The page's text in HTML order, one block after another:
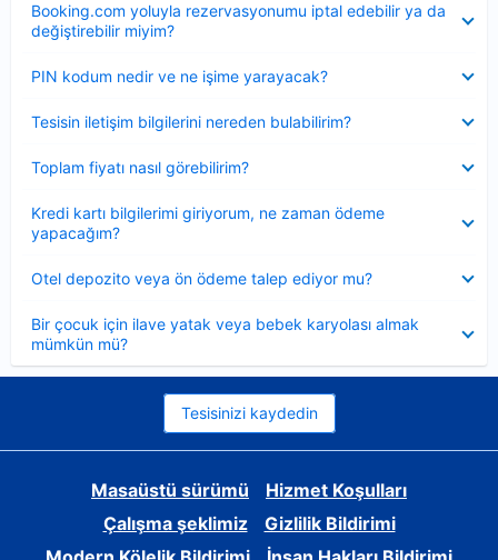
Booking.com yoluyla rezervasyonumu iptal edebilir ya da
değiştirebilir miyim?
PIN kodum nedir ve ne işime yarayacak?
Tesisin iletişim bilgilerini nereden bulabilirim?
Toplam fiyatı nasıl görebilirim?
Kredi kartı bilgilerimi giriyorum, ne zaman ödeme
yapacağım?
Otel depozito veya ön ödeme talep ediyor mu?
Bir çocuk için ilave yatak veya bebek karyolası almak
mümkün mü?
Tesisinizi kaydedin
Masaüstü sürümü
Hizmet Koşulları
Çalışma şeklimiz
Gizlilik Bildirimi